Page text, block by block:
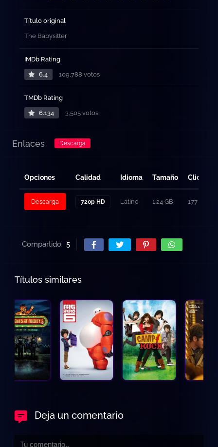
Título original
The Babysitter
IMDb Rating
6.4 109,788 votos
TMDb Rating
6.134 3,505 votos
Enlaces Descarga
Opciones Calidad Idioma Tamaño Clicks
Descarga 720p HD Latino 1.24 GB 177
Compartido 5
Títulos similares
Deja un comentario